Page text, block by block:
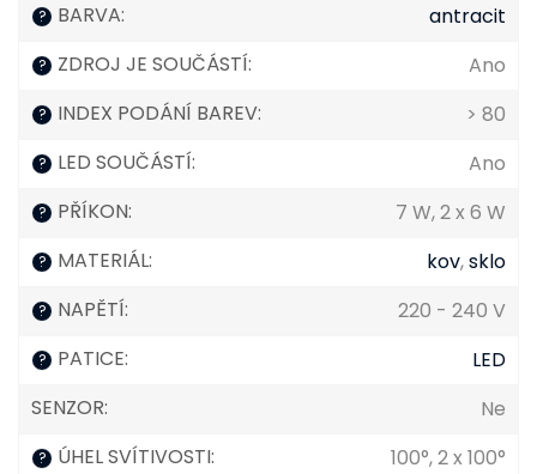
? BARVA: antracit
? ZDROJ JE SOUČÁSTÍ: Ano
? INDEX PODÁNÍ BAREV: > 80
? LED SOUČÁSTÍ: Ano
? PŘÍKON: 7 W, 2 x 6 W
? MATERIÁL: kov,sklo
? NAPĚTÍ: 220 - 240 V
? PATICE:
LED
SENZOR: Ne
? ÚHEL SVÍTIVOSTI: 100°, 2 x 100°